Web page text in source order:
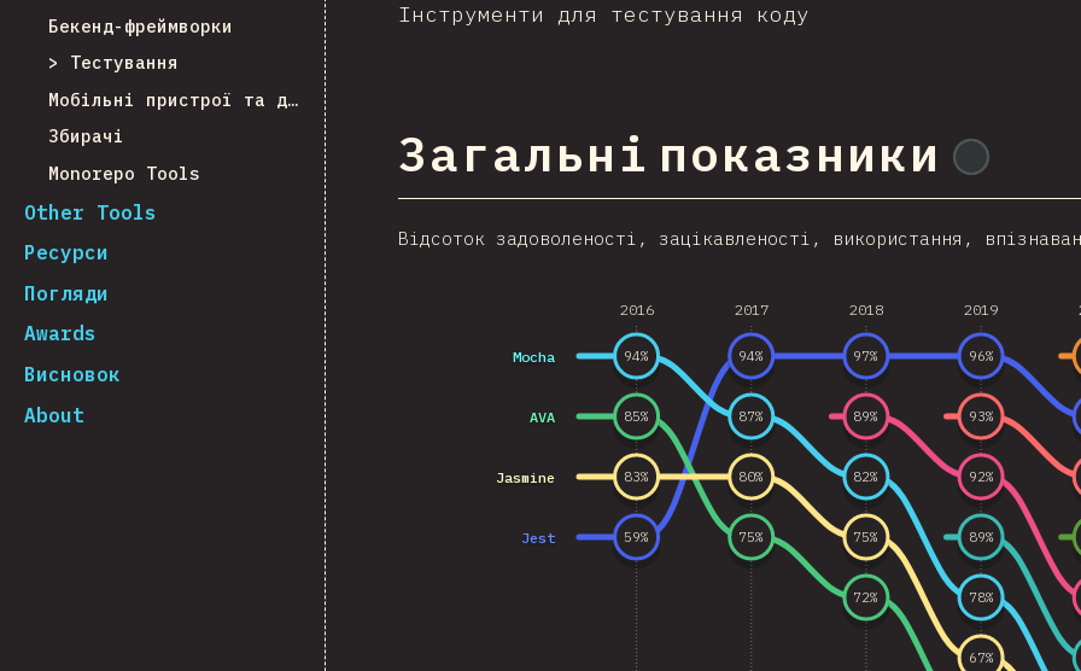
Бекенд-фреймворки
Тестування
Мобільні пристрої та десктоп
Збирачі
Monorepo Tools
Other Tools
Ресурси
Погляди
Awards
Висновок
About
Інструменти для тестування коду
Загальні показники
Відсоток задоволеності, зацікавленості, використання,
2016 2017 2018 2019
Jest
Mocha
AVA
Jasmine
59%
94% 97% 96%
94%
87%
82%
78%
89%
92%
93%
85%
75%
72%
83% 80%
75%
67%
89%